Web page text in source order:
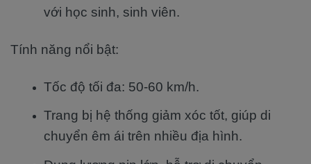
với học sinh, sinh viên.
Tính năng nổi bật:
Tốc độ tối đa: 50-60 km/h.
Trang bị hệ thống giảm xóc tốt, giúp di
chuyển êm ái trên nhiều địa hình.